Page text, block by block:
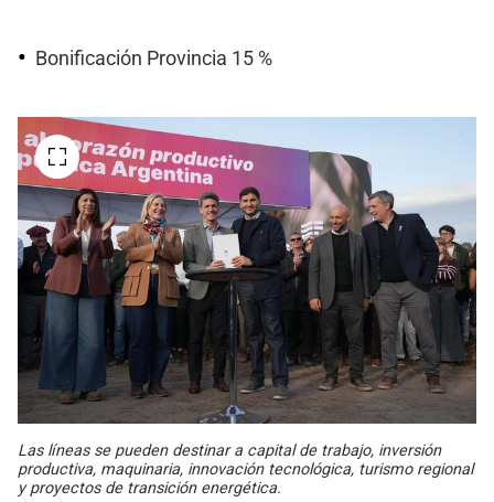
Bonificación Provincia 15 %
Las líneas se pueden destinar a capital de trabajo, inversión
productiva, maquinaria, innovación tecnológica, turismo regional
y proyectos de transición energética.